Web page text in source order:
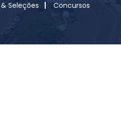
Seleções Concursos